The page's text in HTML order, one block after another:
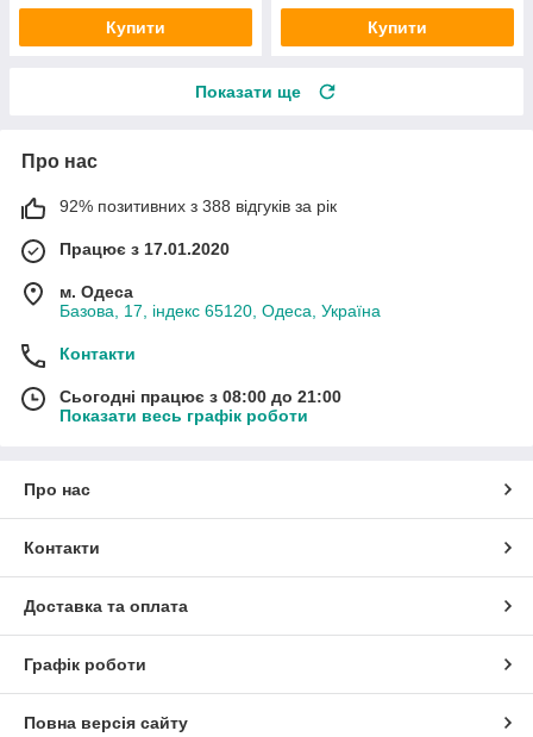
Купити Купити
Показати ще
Про нас
92% позитивних з 388 відгуків за рік
Працює з 17.01.2020
м. Одеса
Базова, 17, індекс 65120, Одеса, Україна
Контакти
Сьогодні працює з 08:00 до 21:00
Показати весь графік роботи
Про нас
Контакти
Доставка та оплата
Графік роботи
Повна версія сайту